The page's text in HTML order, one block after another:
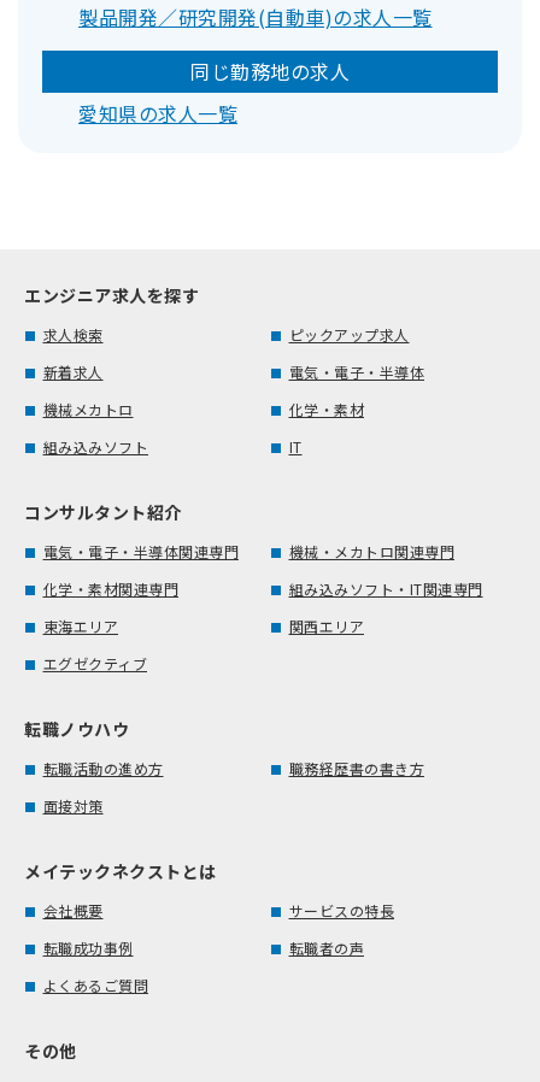
製品開発／研究開発(自動車)の求人一覧
同じ勤務地の求人
愛知県の求人一覧
エンジニア求人を探す
求人検索
ピックアップ求人
新着求人
電気・電子・半導体
機械メカトロ
化学・素材
組み込みソフト
IT
コンサルタント紹介
電気・電子・半導体関連専門
機械・メカトロ関連専門
化学・素材関連専門
組み込みソフト・IT関連専門
東海エリア
関西エリア
エグゼクティブ
転職ノウハウ
転職活動の進め方
職務経歴書の書き方
面接対策
メイテックネクストとは
会社概要
サービスの特長
転職成功事例
転職者の声
よくあるご質問
その他